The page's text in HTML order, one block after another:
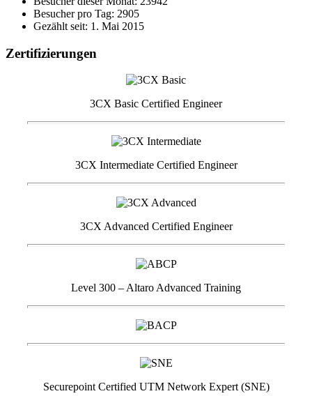
Besucher pro Tag: 2905
Gezählt seit: 1. Mai 2015
Zertifizierungen
3CX Basic Certified Engineer
3CX Intermediate Certified Engineer
3CX Advanced Certified Engineer
Level 300 – Altaro Advanced Training
Securepoint Certified UTM Network Expert (SNE)